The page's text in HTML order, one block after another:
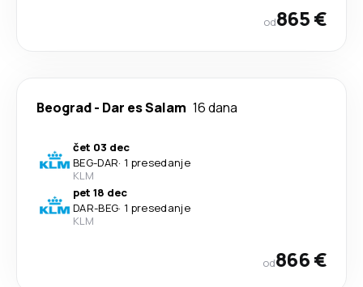
od865 €
Beograd- Dar es Salam 16 dana
čet 03 dec
BEG-DAR· 1 presedanje
KLM
pet 18 dec
DAR-BEG· 1 presedanje
KLM
od866 €